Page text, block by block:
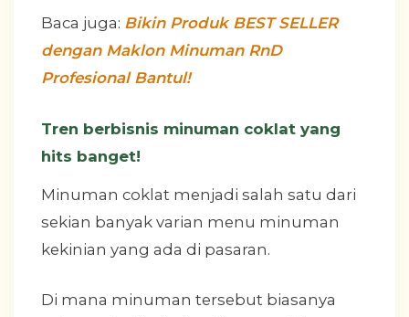
Baca juga: Bikin Produk BEST SELLER
dengan Maklon Minuman RnD
Profesional Bantul!
Tren berbisnis minuman coklat yang
hits banget!
Minuman coklat menjadi salah satu dari
sekian banyak varian menu minuman
kekinian yang ada di pasaran.
Di mana minuman tersebut biasanya